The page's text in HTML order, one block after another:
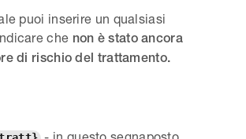
puoi inserire un qualsiasi
che non è stato ancora
di rischio del trattamento.